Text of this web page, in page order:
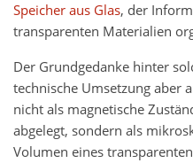
Speicher aus Glas, der
transparenten Materialien
Der Grundgedanke hinter
technische Umsetzung aber
nicht als magnetische
abgelegt, sondern als
Volumen eines